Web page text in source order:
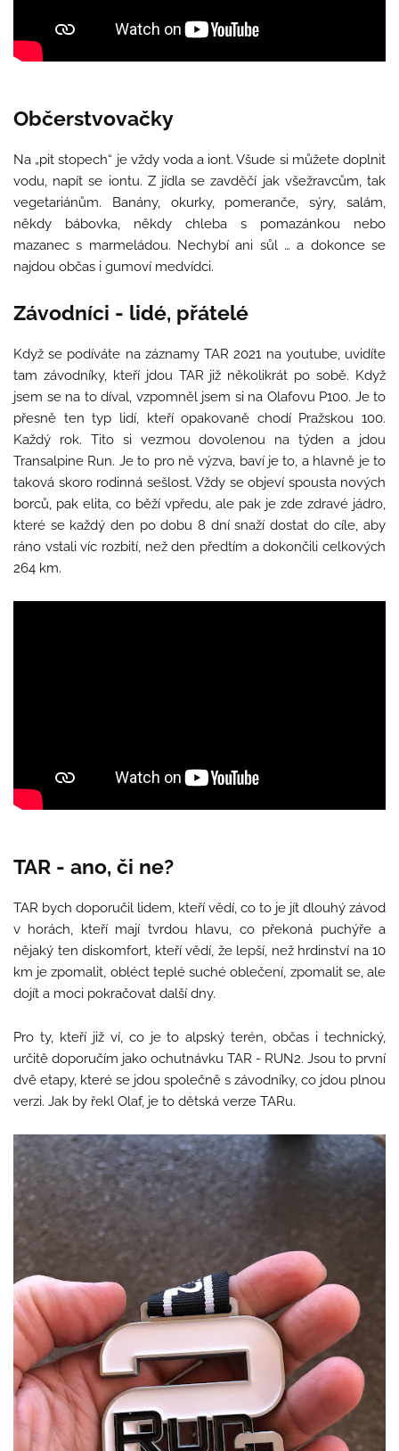
Občerstvovačky
Na „pit stopech“ je vždy voda a iont. Všude si můžete doplnit
vodu, napít se iontu. Z jídla se zavděčí jak všežravcům, tak
vegetariánům. Banány, okurky, pomeranče, sýry, salám,
někdy bábovka, někdy chleba s pomazánkou nebo
mazanec s marmeládou. Nechybí ani sůl … a dokonce se
najdou občas i gumoví medvídci.
Závodníci - lidé, přátelé
Když se podíváte na záznamy TAR 2021 na youtube, uvidíte
tam závodníky, kteří jdou TAR již několikrát po sobě. Když
jsem se na to díval, vzpomněl jsem si na Olafovu P100. Je to
přesně ten typ lidí, kteří opakovaně chodí Pražskou 100.
Každý rok. Tito si vezmou dovolenou na týden a jdou
Transalpine Run. Je to pro ně výzva, baví je to, a hlavně je to
taková skoro rodinná sešlost. Vždy se objeví spousta nových
borců, pak elita, co běží vpředu, ale pak je zde zdravé jádro,
které se každý den po dobu 8 dní snaží dostat do cíle, aby
ráno vstali víc rozbití, než den předtím a dokončili celkových
264 km.
TAR - ano, či ne?
TAR bych doporučil lidem, kteří vědí, co to je jít dlouhý závod
v horách, kteří mají tvrdou hlavu, co překoná puchýře a
nějaký ten diskomfort, kteří vědí, že lepší, než hrdinství na 10
km je zpomalit, obléct teplé suché oblečení, zpomalit se, ale
dojít a moci pokračovat další dny.
Pro ty, kteří již ví, co je to alpský terén, občas i technický,
určitě doporučím jako ochutnávku TAR - RUN2. Jsou to první
dvě etapy, které se jdou společně s závodníky, co jdou plnou
verzi. Jak by řekl Olaf, je to dětská verze TARu.